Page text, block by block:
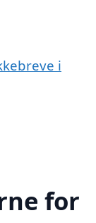
i
for